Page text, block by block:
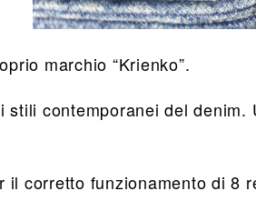
marchio “Krienko”.
contemporanei del
il corretto funzionamento di